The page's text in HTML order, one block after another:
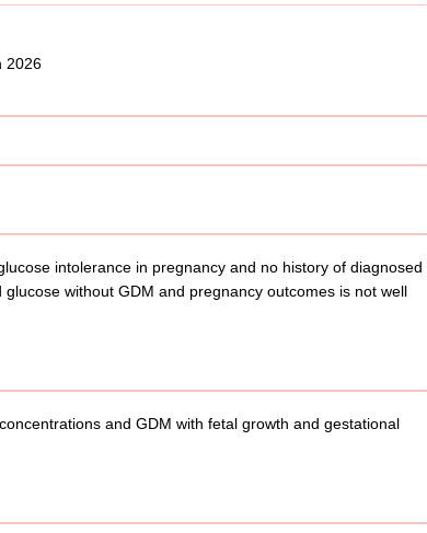
2026
intolerance in pregnancy and no history of diagnosed
without GDM and pregnancy outcomes is not well
and GDM with fetal growth and gestational